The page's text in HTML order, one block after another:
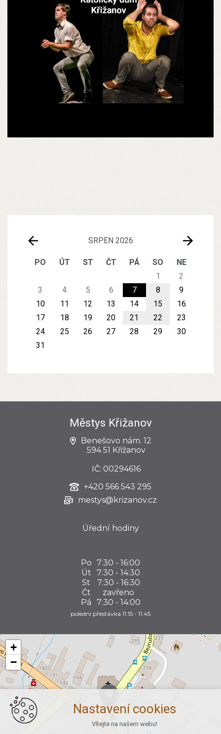
SRPEN 2026
PO ÚT ST ČT PÁ SO
NE
1
2
3
4 5 6 7 8
9
10
11 12 13 14 15
16
17
18 19 20 21 22
23
24
25 26 27 28 29
30
31
Městys Křižanov
Benešovo nám. 12
594 51 Křižanov
IČ: 00294616
+420 566 543 295
mestys@krizanov.cz
Úřední hodiny
Po 7:30 - 16:00
Út
7:30 - 14:30
St
7:30 - 16:30
Čt
zavřeno
Pá
7:30 - 14:00
polední přestávka 11:15 - 11:45
+
−
Nastavení cookies
Vítejte na našem webu!